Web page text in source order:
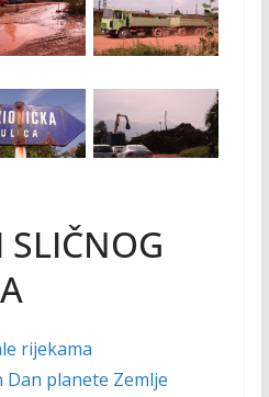
SLIČNOG
rijekama
Dan planete Zemlje